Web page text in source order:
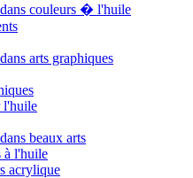
couleurs � l'huile
arts graphiques
l'huile
beaux arts
à l'huile
acrylique